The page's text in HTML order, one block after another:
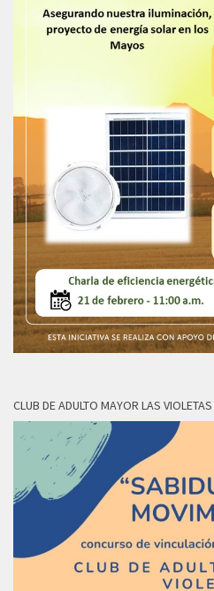
CLUB DE ADULTO MAYOR LAS VIOLETAS